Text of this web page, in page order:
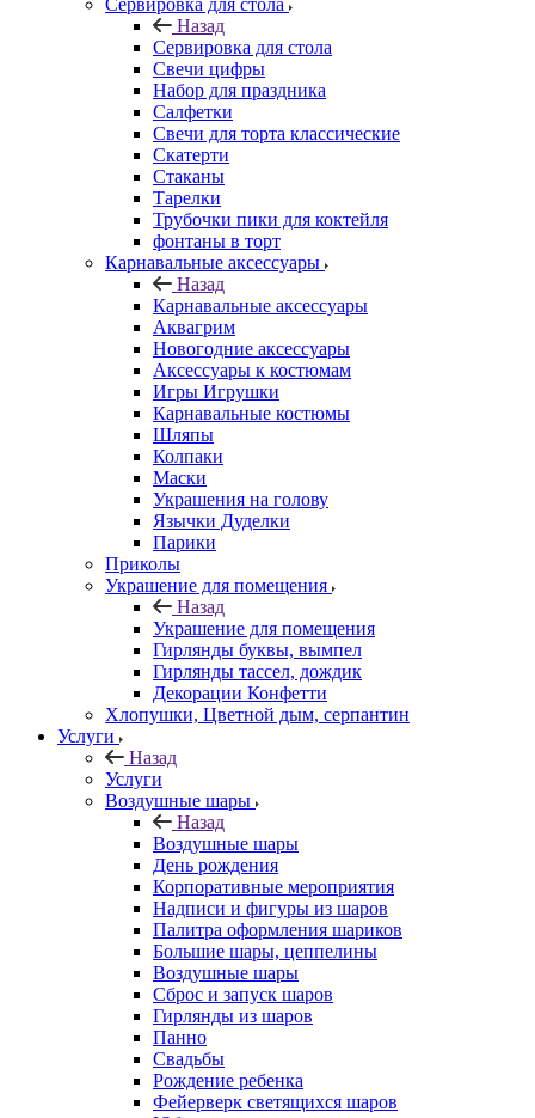
Сервировка для стола
Назад
Сервировка для стола
Свечи цифры
Набор для праздника
Салфетки
Свечи для торта классические
Скатерти
Стаканы
Тарелки
Трубочки пики для коктейля
фонтаны в торт
Карнавальные аксессуары
Назад
Карнавальные аксессуары
Аквагрим
Новогодние аксессуары
Аксессуары к костюмам
Игры Игрушки
Карнавальные костюмы
Шляпы
Колпаки
Маски
Украшения на голову
Язычки Дуделки
Парики
Приколы
Украшение для помещения
Назад
Украшение для помещения
Гирлянды буквы, вымпел
Гирлянды тассел, дождик
Декорации Конфетти
Хлопушки, Цветной дым, серпантин
Услуги
Назад
Услуги
Воздушные шары
Назад
Воздушные шары
День рождения
Корпоративные мероприятия
Надписи и фигуры из шаров
Палитра оформления шариков
Большие шары, цеппелины
Воздушные шары
Сброс и запуск шаров
Гирлянды из шаров
Панно
Свадьбы
Рождение ребенка
Фейерверк светящихся шаров